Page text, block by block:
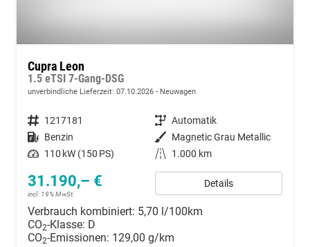
Cupra Leon
1.5 eTSI 7-Gang-DSG
unverbindliche Lieferzeit: 07.10.2026 Neuwagen
Fahrzeugnummer 1217181 Getriebe Automatik
Kraftstoff Benzin Außenfarbe Magnetic Grau Metallic
Leistung 110 kW (150 PS) Kilometerstand 1.000 km
31.190,– €
incl. 19% MwSt.
Details
Verbrauch kombiniert: 5,70 l/100km
CO2-Klasse: D
CO2-Emissionen: 129,00 g/km